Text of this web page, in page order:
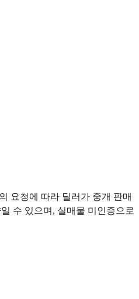
요청에 따라 딜러가 중개 판매
수 있으며, 실매물 미인증으로